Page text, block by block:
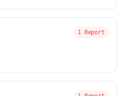
1 Report